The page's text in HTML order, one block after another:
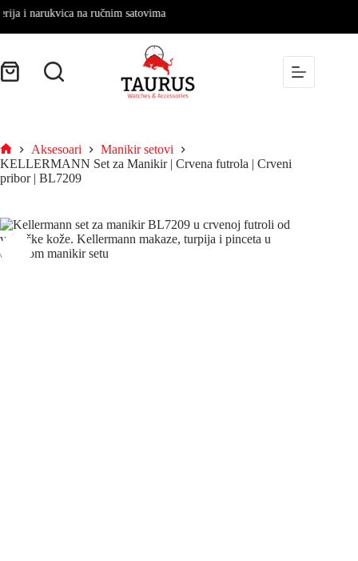
i narukvica na ručnim satovima
Aksesoari
Manikir setovi
KELLERMANN Set za Manikir | Crvena futrola | Crveni
pribor | BL7209